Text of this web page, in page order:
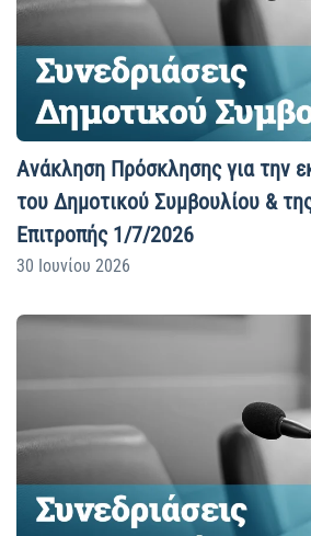
Ανάκληση Πρόσκλησης για την
του Δημοτικού Συμβουλίου &
Επιτροπής 1/7/2026
30 Ιουνίου 2026